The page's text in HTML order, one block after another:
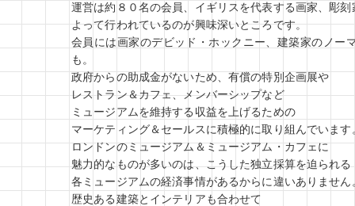
運営は約８０名の会員、イギリスを代表する画家、彫刻
よって行われているのが興味深いところです。
会員には画家のデビッド・ホックニー、建築家のノー
も。
政府からの助成金がないため、有償の特別企画展や
レストラン＆カフェ、メンバーシップなど
ミュージアムを維持する収益を上げるための
マーケティング＆セールスに積極的に取り組んでいます
ロンドンのミュージアム＆ミュージアム・カフェに
魅力的なものが多いのは、こうした独立採算を迫られる
各ミュージアムの経済事情があるからに違いありません
歴史ある建築とインテリアも合わせて